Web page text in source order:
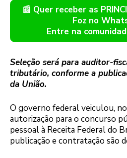
📰 Quer receber as
Foz no
Entre na
Seleção será para auditor-
tributário, conforme a
da União.
O governo federal veiculou,
autorização para o concurso
pessoal à Receita Federal do
publicação e contratação são